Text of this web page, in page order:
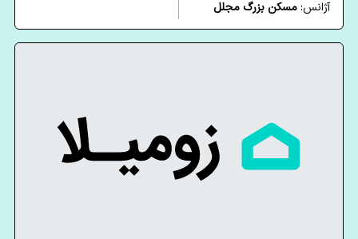
آژانس:مسکن بزرگ مجلل